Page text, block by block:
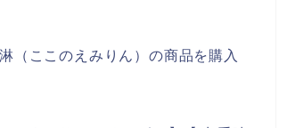
（ここのえみりん）の商品を購入